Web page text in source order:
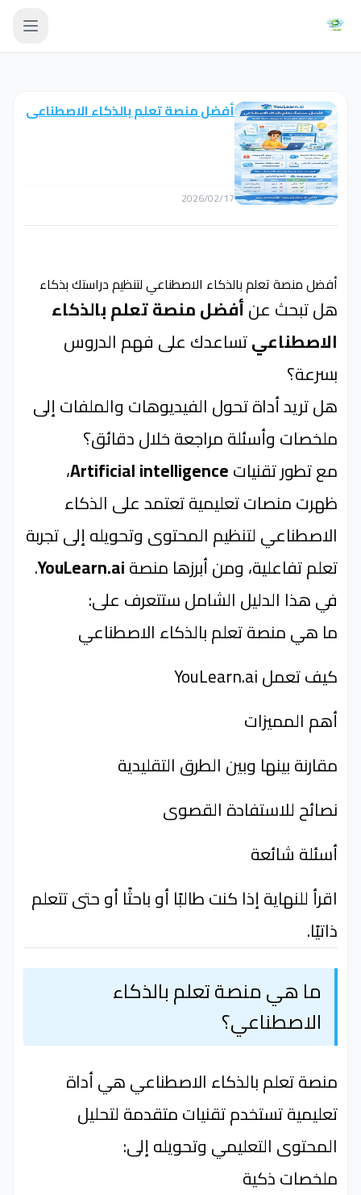
أفضل منصة تعلم بالذكاء الاصطناعي
2026/02/17
أفضل منصة تعلم بالذكاء الاصطناعي لتنظيم دراستك بذكاء
هل تبحث عنأفضل منصة تعلم بالذكاء
الاصطناعيتساعدك على فهم الدروس
بسرعة؟
هل تريد أداة تحول الفيديوهات والملفات إلى
ملخصات وأسئلة مراجعة خلال دقائق؟
مع تطور تقنياتArtificial intelligence،
ظهرت منصات تعليمية تعتمد على الذكاء
الاصطناعي لتنظيم المحتوى وتحويله إلى تجربة
تعلم تفاعلية، ومن أبرزها منصةYouLearn.ai
.
في هذا الدليل الشامل ستتعرف على:
ما هي منصة تعلم بالذكاء الاصطناعي
كيف تعمل YouLearn.ai
أهم المميزات
مقارنة بينها وبين الطرق التقليدية
نصائح للاستفادة القصوى
أسئلة شائعة
اقرأ للنهاية إذا كنت طالبًا أو باحثًا أو حتى تتعلم
ذاتيًا.
ما هي منصة تعلم بالذكاء
الاصطناعي؟
منصة تعلم بالذكاء الاصطناعي هي أداة
تعليمية تستخدم تقنيات متقدمة لتحليل
المحتوى التعليمي وتحويله إلى:
ملخصات ذكية